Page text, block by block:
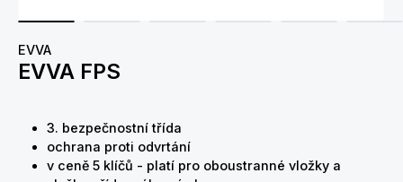
EVVA
EVVA FPS
3. bezpečnostní třída
ochrana proti odvrtání
v ceně 5 klíčů - platí pro oboustranné vložky a